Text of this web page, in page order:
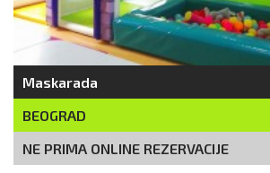
Maskarada
BEOGRAD
NE PRIMA ONLINE REZERVACIJE